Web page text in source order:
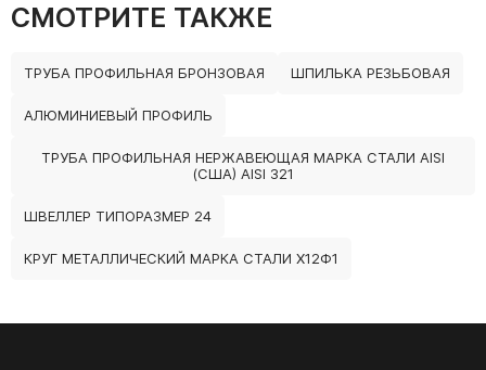
СМОТРИТЕ ТАКЖЕ
ТРУБА ПРОФИЛЬНАЯ БРОНЗОВАЯ ШПИЛЬКА РЕЗЬБОВАЯ
АЛЮМИНИЕВЫЙ ПРОФИЛЬ
ТРУБА ПРОФИЛЬНАЯ НЕРЖАВЕЮЩАЯ МАРКА СТАЛИ AISI
(США) AISI 321
ШВЕЛЛЕР ТИПОРАЗМЕР 24
КРУГ МЕТАЛЛИЧЕСКИЙ МАРКА СТАЛИ Х12Ф1